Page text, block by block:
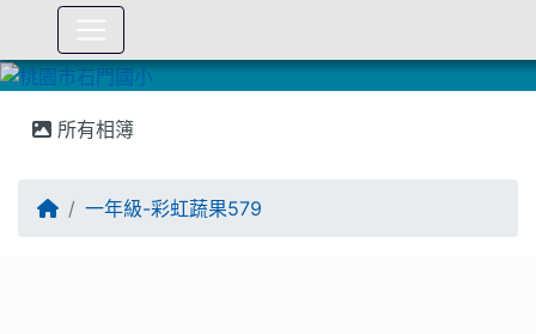
所有相簿
一年級-彩虹蔬果579